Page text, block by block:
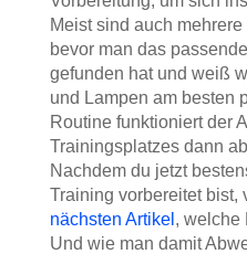
Meist sind auch
bevor man das
gefunden hat und weiß
und Lampen am besten
Routine funktioniert der
Trainingsplatzes dann
Nachdem du jetzt
Training vorbereitet bist,
nächsten Artikel , welche
Und wie man damit